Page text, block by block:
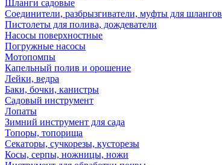
Шланги садовые
Соединители, разбрызгиватели, муфты для шлангов
Пистолеты для полива, дождеватели
Насосы поверхностные
Погружные насосы
Мотопомпы
Капельный полив и орошение
Лейки, ведра
Баки, бочки, канистры
Садовый инструмент
Лопаты
Зимний инструмент для сада
Топоры, топорища
Секаторы, сучкорезы, кусторезы
Косы, серпы, ножницы, ножи